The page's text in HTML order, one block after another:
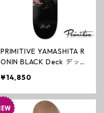
PRIMITIVE YAMASHITA R
ONIN BLACK Deck デッキ
プリミティブ
¥14,850